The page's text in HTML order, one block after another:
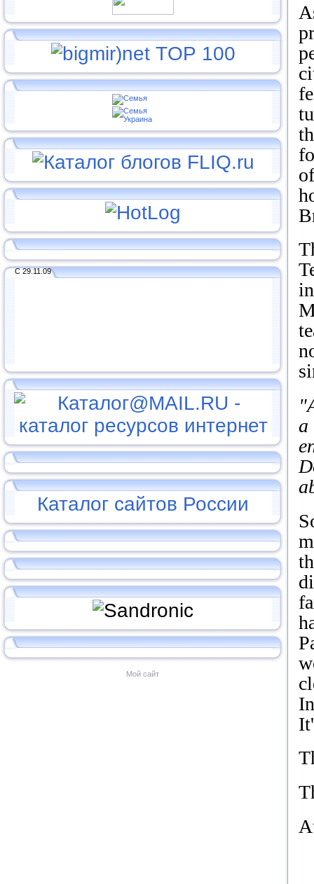
С 29.11.09
Каталог сайтов России
Мой сайт
a